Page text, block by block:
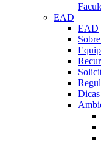
EAD
EAD
Dicas